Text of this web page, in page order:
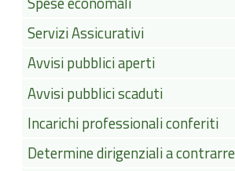
Servizi Assicurativi
Avvisi pubblici aperti
Avvisi pubblici scaduti
Incarichi professionali conferiti
Determine dirigenziali a contrarre